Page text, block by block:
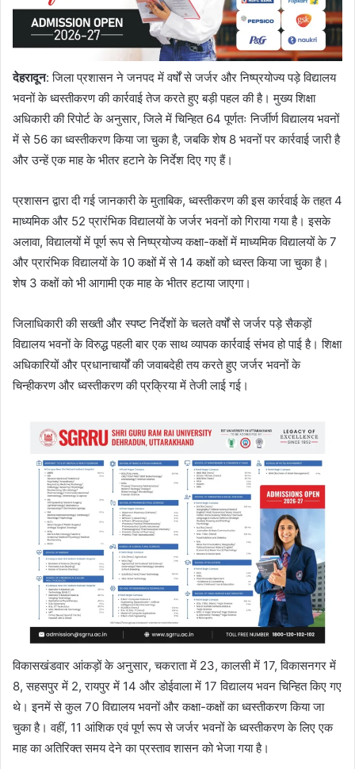
देहरादून: जिला प्रशासन ने जनपद में वर्षों से जर्जर और निष्प्रयोज्य पड़े विद्यालय
भवनों के ध्वस्तीकरण की कार्रवाई तेज करते हुए बड़ी पहल की है। मुख्य शिक्षा
अधिकारी की रिपोर्ट के अनुसार, जिले में चिन्हित 64 पूर्णतः निर्जीर्ण विद्यालय भवनों
में से 56 का ध्वस्तीकरण किया जा चुका है, जबकि शेष 8 भवनों पर कार्रवाई जारी है
और उन्हें एक माह के भीतर हटाने के निर्देश दिए गए हैं।
प्रशासन द्वारा दी गई जानकारी के मुताबिक, ध्वस्तीकरण की इस कार्रवाई के तहत 4
माध्यमिक और 52 प्रारंभिक विद्यालयों के जर्जर भवनों को गिराया गया है। इसके
अलावा, विद्यालयों में पूर्ण रूप से निष्प्रयोज्य कक्षा-कक्षों में माध्यमिक विद्यालयों के 7
और प्रारंभिक विद्यालयों के 10 कक्षों में से 14 कक्षों को ध्वस्त किया जा चुका है।
शेष 3 कक्षों को भी आगामी एक माह के भीतर हटाया जाएगा।
जिलाधिकारी की सख्ती और स्पष्ट निर्देशों के चलते वर्षों से जर्जर पड़े सैकड़ों
विद्यालय भवनों के विरुद्ध पहली बार एक साथ व्यापक कार्रवाई संभव हो पाई है। शिक्षा
अधिकारियों और प्रधानाचार्यों की जवाबदेही तय करते हुए जर्जर भवनों के
चिन्हीकरण और ध्वस्तीकरण की प्रक्रिया में तेजी लाई गई।
विकासखंडवार आंकड़ों के अनुसार, चकराता में 23, कालसी में 17, विकासनगर में
8, सहसपुर में 2, रायपुर में 14 और डोईवाला में 17 विद्यालय भवन चिन्हित किए गए
थे। इनमें से कुल 70 विद्यालय भवनों और कक्षा-कक्षों का ध्वस्तीकरण किया जा
चुका है। वहीं, 11 आंशिक एवं पूर्ण रूप से जर्जर भवनों के ध्वस्तीकरण के लिए एक
माह का अतिरिक्त समय देने का प्रस्ताव शासन को भेजा गया है।